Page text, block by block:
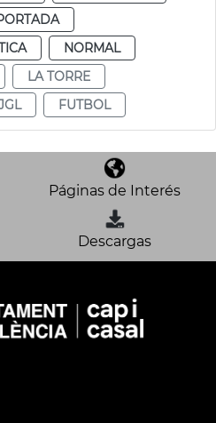
NORMAL
LA TORRE
FUTBOL
Páginas de Interés
Descargas